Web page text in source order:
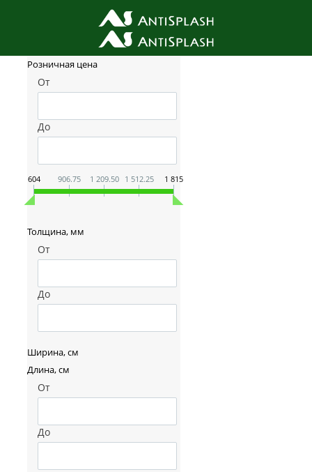
Фильтр товаров
Розничная цена
От
До
604 906.75 1 209.50 1 512.25 1 815
Толщина, мм
От
До
Ширина, см
Длина, см
От
До